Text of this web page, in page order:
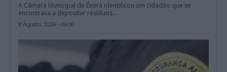
A Câmara Municipal de Évora identificou um cidadão que se
encontrava a depositar resíduos...
8 Agosto, 2026 - 09:00